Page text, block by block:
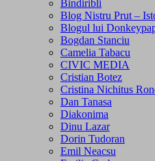
Bindiribli
Blog Nistru Prut –
Blogul lui
Bogdan Stanciu
Camelia Tabacu
CIVIC MEDIA
Cristian Botez
Cristina Nichitus
Dan Tanasa
Diakonima
Dinu Lazar
Dorin Tudoran
Emil Neacsu